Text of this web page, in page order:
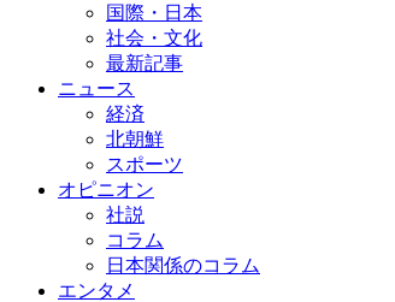
国際・日本
社会・文化
最新記事
ニュース
経済
北朝鮮
スポーツ
オピニオン
社説
コラム
日本関係のコラム
エンタメ